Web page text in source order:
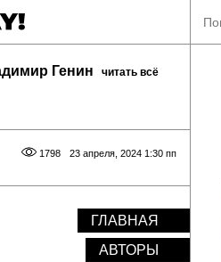
Генин читать всё
23 апреля, 2024 1:30 пп
1798
ГЛАВНАЯ
АВТОРЫ